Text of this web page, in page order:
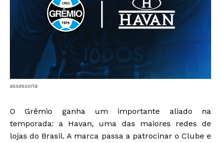
assessoria
O Grêmio ganha um importante aliado na
temporada: a Havan, uma das maiores redes de
lojas do Brasil. A marca passa a patrocinar o Clube e